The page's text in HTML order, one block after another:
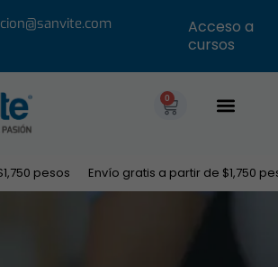
Acceso a
cursos
0
pesos Envío gratis a partir de $1,750 pesos